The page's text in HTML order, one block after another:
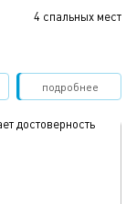
4 спальных мест
подробнее
Забронировать
обновлено 05.08.2026